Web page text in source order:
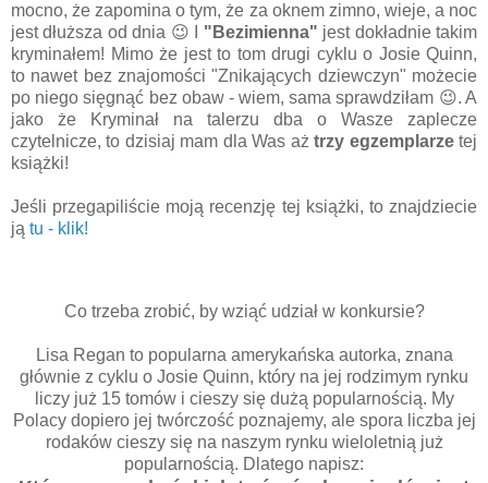
mocno, że zapomina o tym, że za oknem zimno, wieje, a noc
jest dłuższa od dnia 😉 I "Bezimienna" jest dokładnie takim
kryminałem! Mimo że jest to tom drugi cyklu o Josie Quinn,
to nawet bez znajomości "Znikających dziewczyn" możecie
po niego sięgnąć bez obaw - wiem, sama sprawdziłam 😉. A
jako że Kryminał na talerzu dba o Wasze zaplecze
czytelnicze, to dzisiaj mam dla Was ażtrzy egzemplarzetej
książki!
Jeśli przegapiliście moją recenzję tej książki, to znajdziecie
ją tu - klik!
Co trzeba zrobić, by wziąć udział w konkursie?
Lisa Regan to popularna amerykańska autorka, znana
głównie z cyklu o Josie Quinn, który na jej rodzimym rynku
liczy już 15 tomów i cieszy się dużą popularnością. My
Polacy dopiero jej twórczość poznajemy, ale spora liczba jej
rodaków cieszy się na naszym rynku wieloletnią już
popularnością. Dlatego napisz: